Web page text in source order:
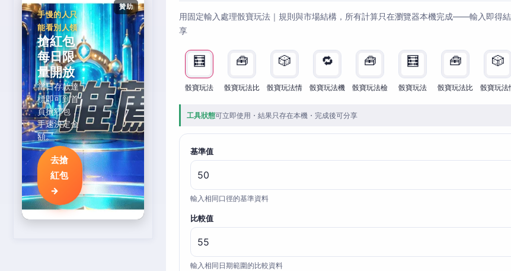
贊助
手慢的人只
能看別人領
搶紅包
每日限
量開放
當日存款達
標即可到首
頁搶紅包，
手速決定金
額。
去搶
紅包
→
用固定輸入處理骰寶玩法｜規則與市場結構，所有計算只在瀏覽器本機完成——輸入即得
享
🧮
骰寶玩法
🧰
骰寶玩法比
🎲
骰寶玩法情
🔁
骰寶玩法機
🧰
骰寶玩法檢
🧮
骰寶玩法
🧰
骰寶玩法比
🎲
骰寶玩法
工具狀態可立即使用・結果只存在本機・完成後可分享
基準值
輸入相同口徑的基準資料
比較值
輸入相同日期範圍的比較資料